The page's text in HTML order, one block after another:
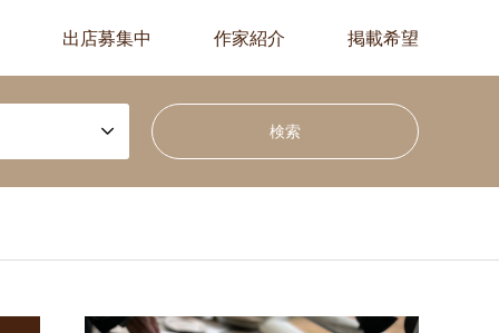
出店募集中 作家紹介 掲載希望